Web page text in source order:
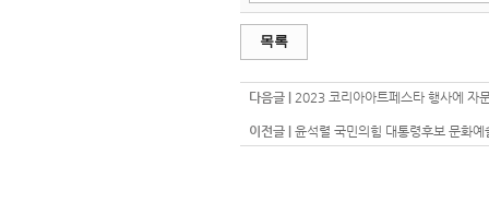
목록
다음글 | 2023 코리아아트페스타 행사에 자
이전글 | 윤석렬 국민의힘 대통령후보 문화